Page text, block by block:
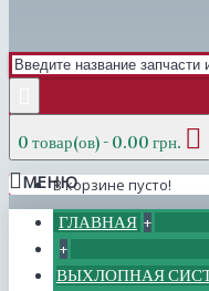
0 товар(ов) - 0.00 грн.
В корзине пусто!
МЕНЮ
ГЛАВНАЯ +
+
ВЫХЛОПНАЯ